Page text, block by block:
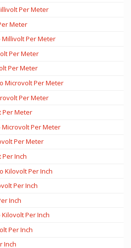
Per Meter
Meter
Millivolt Per Meter
Per Meter
Per Meter
Microvolt Per Meter
Per Meter
Per Meter
Microvolt Per Meter
Per Meter
Per Inch
Kilovolt Per Inch
Per Inch
Inch
Per Inch
Per Inch
Inch